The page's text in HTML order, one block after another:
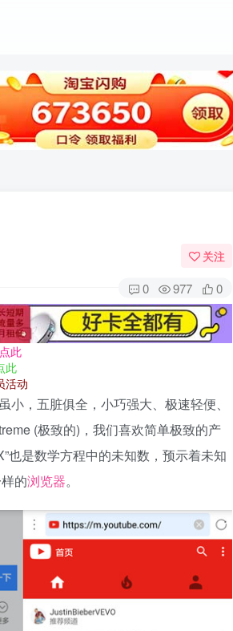
关注
0 977 0
此
此
活动
小，五脏俱全，小巧强大、极速轻便、
(极致的)，我们喜欢简单极致的产
也是数学方程中的未知数，预示着未知
的浏览器。